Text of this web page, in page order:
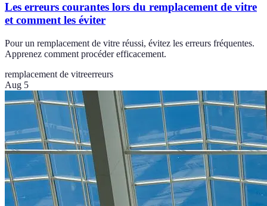
Les erreurs courantes lors du remplacement de vitre
et comment les éviter
Pour un remplacement de vitre réussi, évitez les erreurs fréquentes.
Apprenez comment procéder efficacement.
remplacement de vitreerreurs
Aug 5